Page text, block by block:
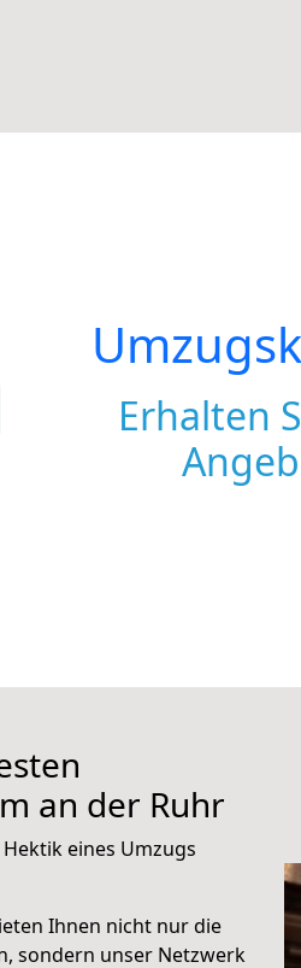
Erhalten
an der Ruhr
eines Umzugs
Ihnen nicht nur die
sondern unser Netzwerk